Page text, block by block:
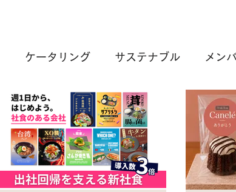
ケータリング サステナブル メン